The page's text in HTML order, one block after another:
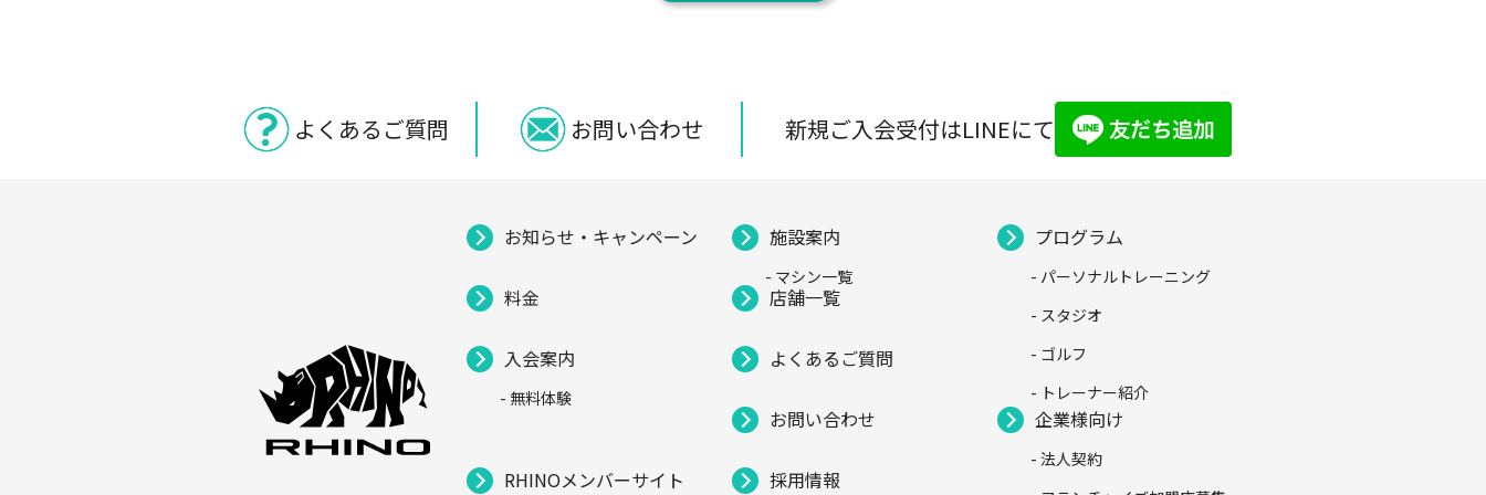
よくあるご質問 お問い合わせ 新規ご入会受付はLINEにて
お知らせ・キャンペーン 施設案内
- マシン一覧
プログラム
- パーソナルトレーニング
- スタジオ
- ゴルフ
- トレーナー紹介
料金 店舗一覧
入会案内
- 無料体験
よくあるご質問
お問い合わせ 企業様向け
- 法人契約
RHINOメンバーサイト 採用情報